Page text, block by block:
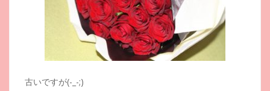
古いですが(-_-;)